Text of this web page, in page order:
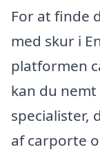
For at finde
med skur i
platformen
kan du
specialister,
af carporte